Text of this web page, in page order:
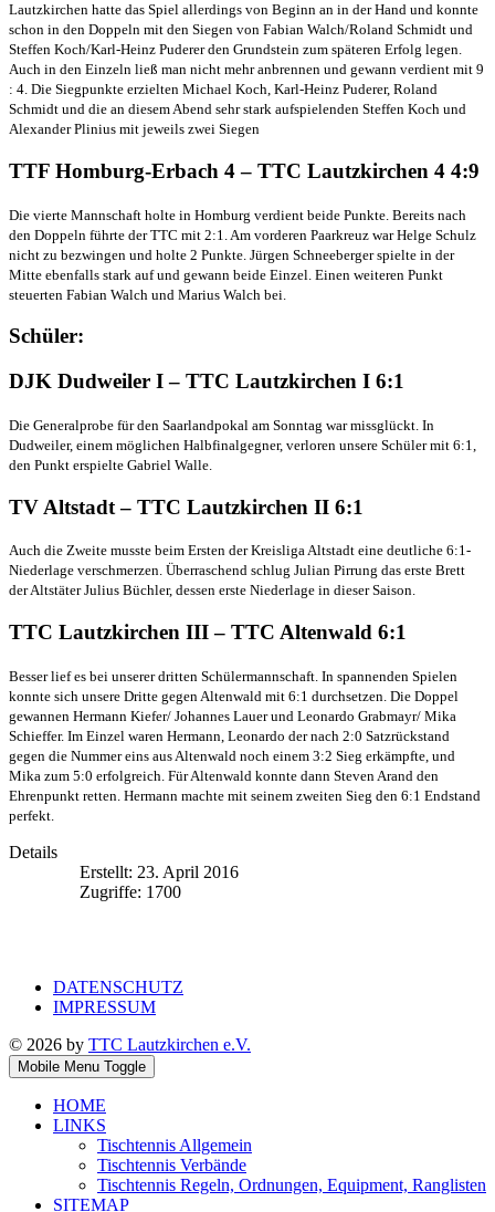
Lautzkirchen hatte das Spiel allerdings von Beginn an in der Hand und konnte
schon in den Doppeln mit den Siegen von Fabian Walch/Roland Schmidt und
Steffen Koch/Karl-Heinz Puderer den Grundstein zum späteren Erfolg legen.
Auch in den Einzeln ließ man nicht mehr anbrennen und gewann verdient mit 9
: 4. Die Siegpunkte erzielten Michael Koch, Karl-Heinz Puderer, Roland
Schmidt und die an diesem Abend sehr stark aufspielenden Steffen Koch und
Alexander Plinius mit jeweils zwei Siegen
TTF Homburg-Erbach 4 – TTC Lautzkirchen 4 4:9
Die vierte Mannschaft holte in Homburg verdient beide Punkte. Bereits nach
den Doppeln führte der TTC mit 2:1. Am vorderen Paarkreuz war Helge Schulz
nicht zu bezwingen und holte 2 Punkte. Jürgen Schneeberger spielte in der
Mitte ebenfalls stark auf und gewann beide Einzel. Einen weiteren Punkt
steuerten Fabian Walch und Marius Walch bei.
Schüler:
DJK Dudweiler I – TTC Lautzkirchen I 6:1
Die Generalprobe für den Saarlandpokal am Sonntag war missglückt. In
Dudweiler, einem möglichen Halbfinalgegner, verloren unsere Schüler mit 6:1,
den Punkt erspielte Gabriel Walle.
TV Altstadt – TTC Lautzkirchen II 6:1
Auch die Zweite musste beim Ersten der Kreisliga Altstadt eine deutliche 6:1-
Niederlage verschmerzen. Überraschend schlug Julian Pirrung das erste Brett
der Altstäter Julius Büchler, dessen erste Niederlage in dieser Saison.
TTC Lautzkirchen III – TTC Altenwald 6:1
Besser lief es bei unserer dritten Schülermannschaft. In spannenden Spielen
konnte sich unsere Dritte gegen Altenwald mit 6:1 durchsetzen. Die Doppel
gewannen Hermann Kiefer/ Johannes Lauer und Leonardo Grabmayr/ Mika
Schieffer. Im Einzel waren Hermann, Leonardo der nach 2:0 Satzrückstand
gegen die Nummer eins aus Altenwald noch einem 3:2 Sieg erkämpfte, und
Mika zum 5:0 erfolgreich. Für Altenwald konnte dann Steven Arand den
Ehrenpunkt retten. Hermann machte mit seinem zweiten Sieg den 6:1 Endstand
perfekt.
Details
Erstellt: 23. April 2016
Zugriffe: 1700
DATENSCHUTZ
IMPRESSUM
© 2026 by TTC Lautzkirchen e.V.
Mobile Menu Toggle
HOME
LINKS
Tischtennis Allgemein
Tischtennis Verbände
Tischtennis Regeln, Ordnungen, Equipment, Ranglisten
SITEMAP